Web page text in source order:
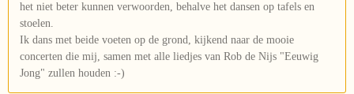
het niet beter kunnen verwoorden, behalve het dansen op tafels en
stoelen.
Ik dans met beide voeten op de grond, kijkend naar de mooie
concerten die mij, samen met alle liedjes van Rob de Nijs "Eeuwig
Jong" zullen houden :-)